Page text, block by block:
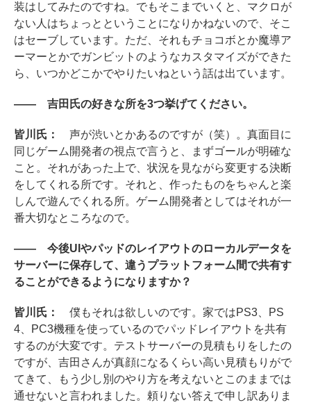
装はしてみたのですね。でもそこまでいくと、マクロが
ない人はちょっとということになりかねないので、そこ
はセーブしています。ただ、それもチョコボとか魔導ア
ーマーとかでガンビットのようなカスタマイズができた
ら、いつかどこかでやりたいねという話は出ています。
―― 吉田氏の好きな所を3つ挙げてください。
皆川氏： 声が渋いとかあるのですが（笑）。真面目に
同じゲーム開発者の視点で言うと、まずゴールが明確な
こと。それがあった上で、状況を見ながら変更する決断
をしてくれる所です。それと、作ったものをちゃんと楽
しんで遊んでくれる所。ゲーム開発者としてはそれが一
番大切なところなので。
―― 今後UIやパッドのレイアウトのローカルデータを
サーバーに保存して、違うプラットフォーム間で共有す
ることができるようになりますか？
皆川氏： 僕もそれは欲しいのです。家ではPS3、PS
4、PC3機種を使っているのでパッドレイアウトを共有
するのが大変です。テストサーバーの見積もりをしたの
ですが、吉田さんが真顔になるくらい高い見積もりがで
てきて、もう少し別のやり方を考えないとこのままでは
通せないと言われました。頼りない答えで申し訳ありま